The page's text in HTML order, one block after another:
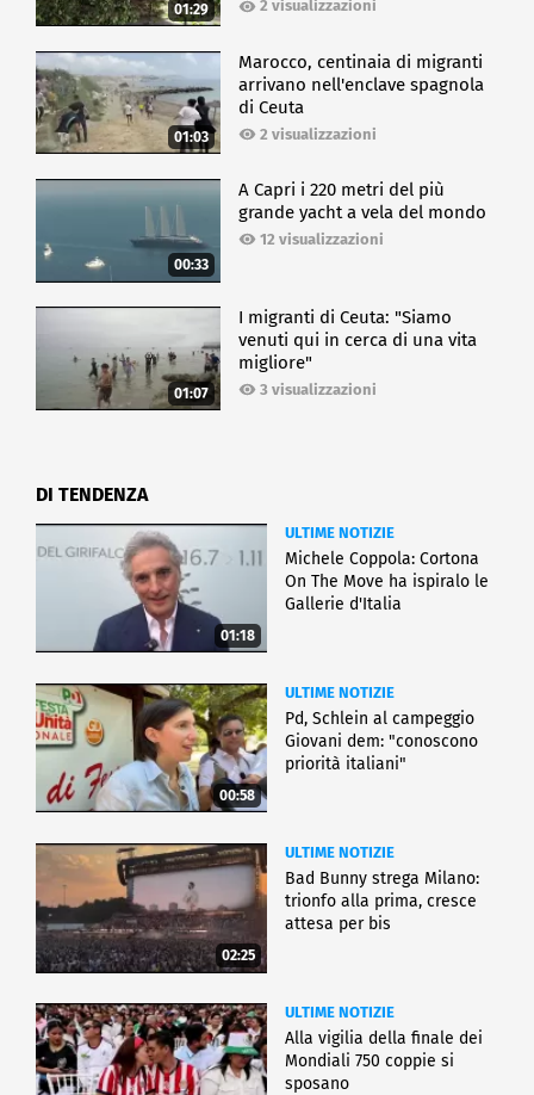
01:29 2 visualizzazioni
01:03
Marocco, centinaia di migranti
arrivano nell'enclave spagnola
di Ceuta
2 visualizzazioni
00:33
A Capri i 220 metri del più
grande yacht a vela del mondo
12 visualizzazioni
01:07
I migranti di Ceuta: "Siamo
venuti qui in cerca di una vita
migliore"
3 visualizzazioni
DI TENDENZA
01:18
ULTIME NOTIZIE
Michele Coppola: Cortona
On The Move ha ispiralo le
Gallerie d'Italia
00:58
ULTIME NOTIZIE
Pd, Schlein al campeggio
Giovani dem: "conoscono
priorità italiani"
02:25
ULTIME NOTIZIE
Bad Bunny strega Milano:
trionfo alla prima, cresce
attesa per bis
ULTIME NOTIZIE
Alla vigilia della finale dei
Mondiali 750 coppie si
sposano